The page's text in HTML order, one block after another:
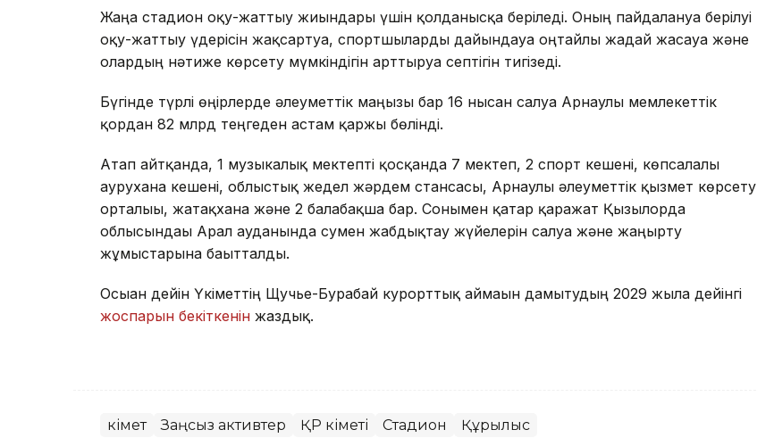
Жаңа стадион оқу-жаттығу жиындары үшін қолданысқа беріледі. Оның пайдалануға берілуі
оқу-жаттығу үдерісін жақсартуға, спортшыларды дайындауға оңтайлы жағдай жасауға және
олардың нәтиже көрсету мүмкіндігін арттыруға септігін тигізеді.
Бүгінде түрлі өңірлерде әлеуметтік маңызы бар 16 нысан салуға Арнаулы мемлекеттік
қордан 82 млрд теңгеден астам қаржы бөлінді.
Атап айтқанда, 1 музыкалық мектепті қосқанда 7 мектеп, 2 спорт кешені, көпсалалы
аурухана кешені, облыстық жедел жәрдем стансасы, Арнаулы әлеуметтік қызмет көрсету
орталығы, жатақхана және 2 балабақша бар. Сонымен қатар қаражат Қызылорда
облысындағы Арал ауданында сумен жабдықтау жүйелерін салуға және жаңғырту
жұмыстарына бағытталды.
Осыған дейін Үкіметтің Щучье-Бурабай курорттық аймағын дамытудың 2029 жылға дейінгі
жоспарын бекіткенін жаздық.
Үкімет Заңсыз активтер ҚР Үкіметі Стадион Құрылыс